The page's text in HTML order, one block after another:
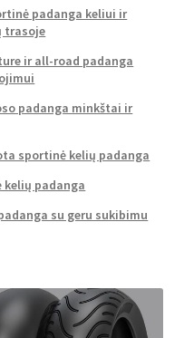
padanga keliui ir
trasoje
ir all-road padanga
padanga minkštai ir
sportinė kelių padanga
kelių padanga
su geru sukibimu